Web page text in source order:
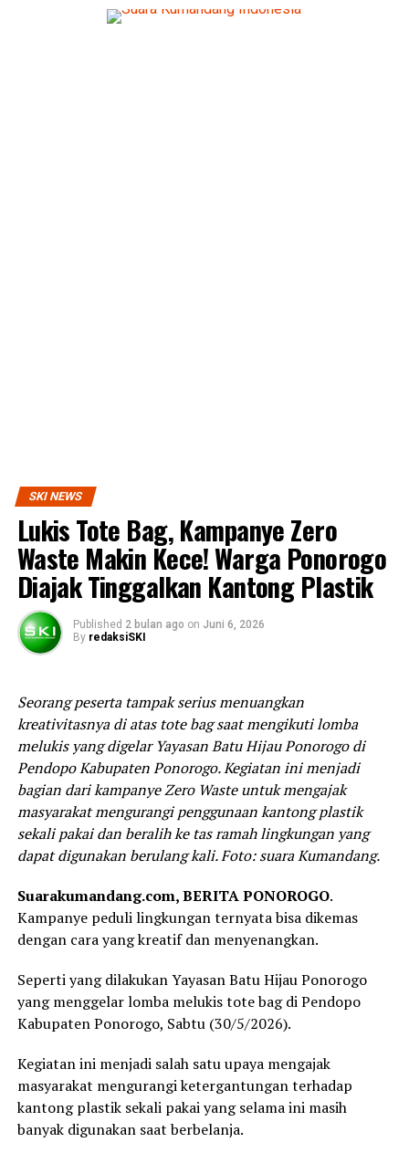
SKI NEWS
Lukis Tote Bag, Kampanye Zero
Waste Makin Kece! Warga Ponorogo
Diajak Tinggalkan Kantong Plastik
Published 2 bulan ago on Juni 6, 2026
By redaksiSKI
Seorang peserta tampak serius menuangkan
kreativitasnya di atas tote bag saat mengikuti lomba
melukis yang digelar Yayasan Batu Hijau Ponorogo di
Pendopo Kabupaten Ponorogo. Kegiatan ini menjadi
bagian dari kampanye Zero Waste untuk mengajak
masyarakat mengurangi penggunaan kantong plastik
sekali pakai dan beralih ke tas ramah lingkungan yang
dapat digunakan berulang kali. Foto: suara Kumandang.
Suarakumandang.com, BERITA PONOROGO.
Kampanye peduli lingkungan ternyata bisa dikemas
dengan cara yang kreatif dan menyenangkan.
Seperti yang dilakukan Yayasan Batu Hijau Ponorogo
yang menggelar lomba melukis tote bag di Pendopo
Kabupaten Ponorogo, Sabtu (30/5/2026).
Kegiatan ini menjadi salah satu upaya mengajak
masyarakat mengurangi ketergantungan terhadap
kantong plastik sekali pakai yang selama ini masih
banyak digunakan saat berbelanja.